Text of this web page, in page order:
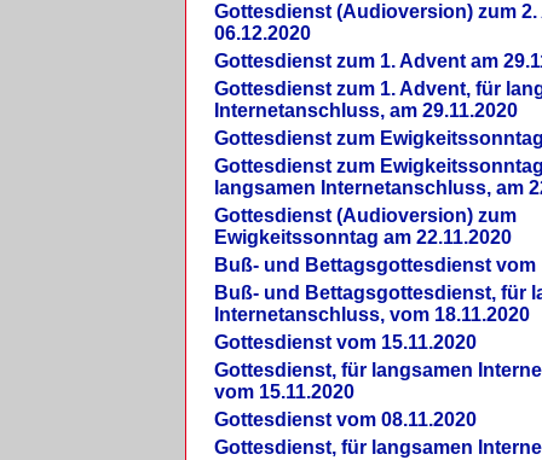
Gottesdienst (Audioversion) zum 2.
06.12.2020
Gottesdienst zum 1. Advent am
Gottesdienst zum 1. Advent, für
Internetanschluss, am 29.11.2020
Gottesdienst zum
Gottesdienst zum
langsamen Internetanschluss, am
Gottesdienst (Audioversion) zum
Ewigkeitssonntag am 22.11.2020
Buß- und Bettagsgottesdienst vom
Buß- und Bettagsgottesdienst, für
Internetanschluss, vom 18.11.2020
Gottesdienst vom 15.11.2020
Gottesdienst, für langsamen
vom 15.11.2020
Gottesdienst vom 08.11.2020
Gottesdienst, für langsamen